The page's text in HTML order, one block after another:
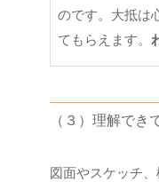
のです。大抵は
てもらえます。
（３）理解でき
図面やスケッチ、